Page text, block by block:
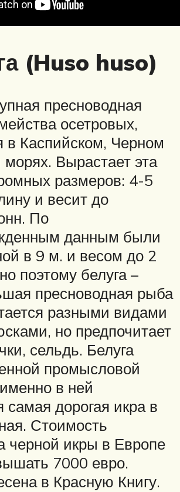
(Huso huso)
пресноводная
осетровых,
Каспийском, Черном
Вырастает эта
размеров: 4-5
и весит до
По
данным были
в 9 м. и весом до 2
поэтому белуга –
пресноводная рыба
разными видами
но предпочитает
сельдь. Белуга
промысловой
в ней
самая дорогая икра в
Стоимость
черной икры в Европе
7000 евро.
в Красную Книгу.